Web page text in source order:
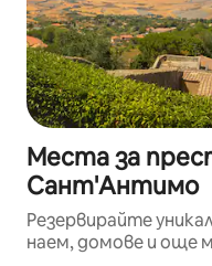
Места за
Сант'Антимо
Резервирайте
наем, домове и още